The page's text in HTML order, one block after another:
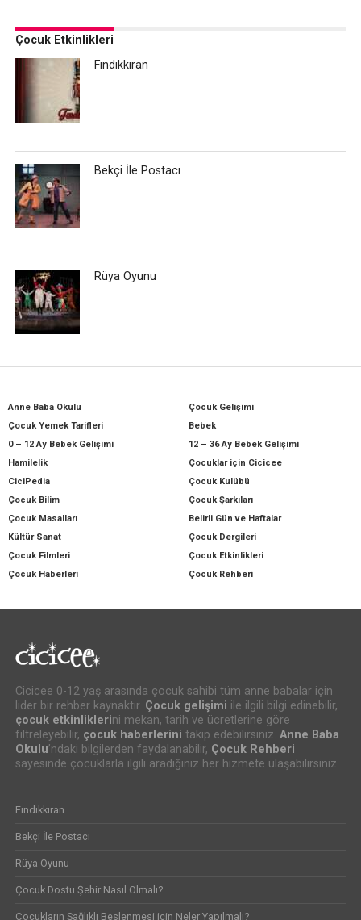
Çocuk Etkinlikleri
Fındıkkıran
Bekçi İle Postacı
Rüya Oyunu
Anne Baba Okulu
Çocuk Gelişimi
Çocuk Yemek Tarifleri
Bebek
0 – 12 Ay Bebek Gelişimi
12 – 36 Ay Bebek Gelişimi
Hamilelik
Çocuklar için Cicicee
CiciPedia
Çocuk Kulübü
Çocuk Bilim
Çocuk Şarkıları
Çocuk Masalları
Belirli Gün ve Haftalar
Kültür Sanat
Çocuk Dergileri
Çocuk Filmleri
Çocuk Etkinlikleri
Çocuk Haberleri
Çocuk Rehberi
Cicicee 0-12 yaş arasında çocuk sahibi tüm anne babalar için
lider bir rehber kaynaktır. Çocuk gelişimi ile ilgili bilgi edinebilir,
çocuk etkinliklerini mekan, tarih ve ücretlerine göre
filtreleyebilir, çocuk haberlerini takip edebilirsiniz. Anne Baba
Okulu’ndaki bilgilerden faydalanabilir, Çocuk Rehberi
sayesinde çocuklarla ilgili aradığınız her hizmete ulaşabilirsiniz.
Fındıkkıran
Bekçi İle Postacı
Rüya Oyunu
Çocuk Dostu Şehir Nasıl Olmalı?
Çocukların Sağlıklı Beslenmesi için Neler Yapılmalı?